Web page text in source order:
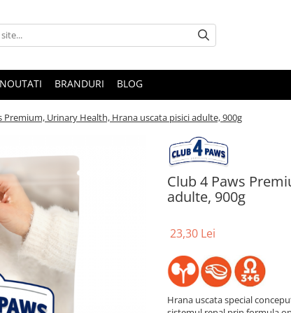
NOUTATI BRANDURI BLOG
Premium, Urinary Health, Hrana uscata pisici adulte, 900g
Club 4 Paws
adulte, 900g
23,30 Lei
Hrana uscata special